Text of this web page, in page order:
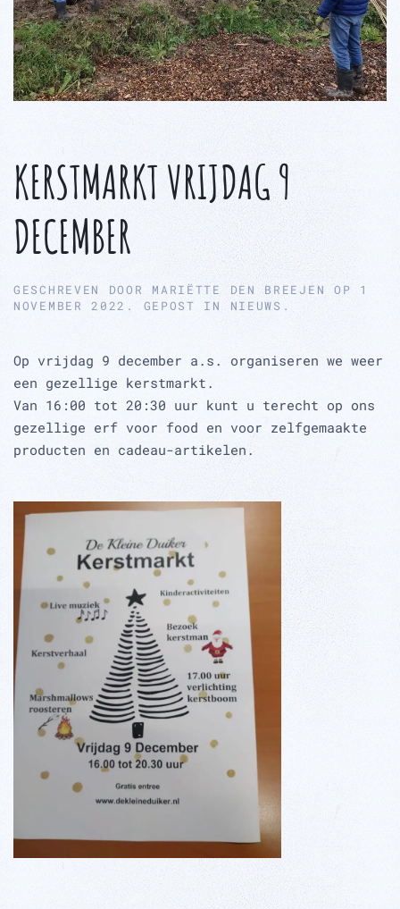
KERSTMARKT VRIJDAG 9
DECEMBER
GESCHREVEN DOOR MARIËTTE DEN BREEJEN OP 1
NOVEMBER 2022 . GEPOST IN NIEUWS .
Op vrijdag 9 december a.s. organiseren we weer
een gezellige kerstmarkt.
Van 16:00 tot 20:30 uur kunt u terecht op ons
gezellige erf voor food en voor zelfgemaakte
producten en cadeau-artikelen.